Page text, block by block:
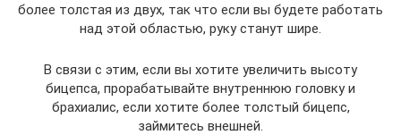
более толстая из двух, так что если вы будете работать
над этой областью, руку станут шире.
В связи с этим, если вы хотите увеличить высоту
бицепса, прорабатывайте внутреннюю головку и
брахиалис, если хотите более толстый бицепс,
займитесь внешней.